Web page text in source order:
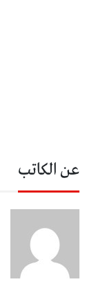
عن الكاتب